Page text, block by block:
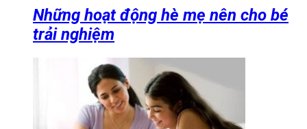
Những hoạt động hè mẹ nên cho bé
trải nghiệm